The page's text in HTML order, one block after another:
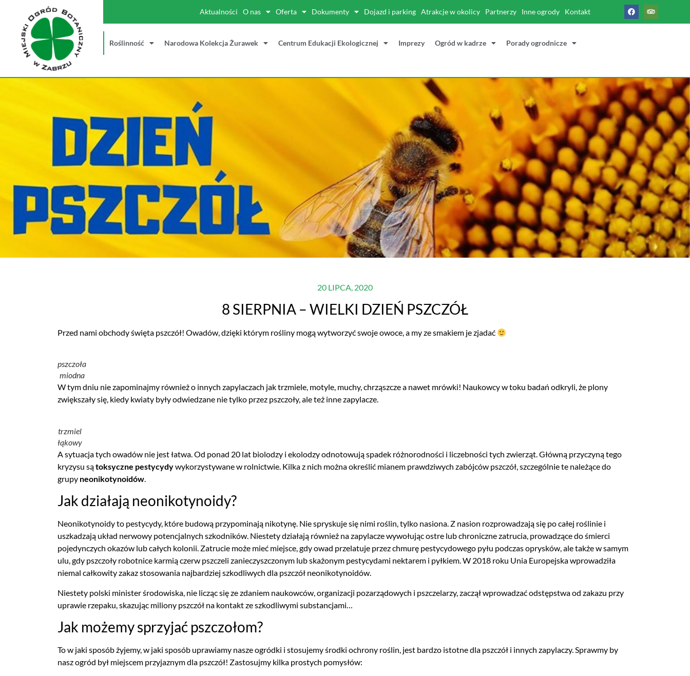
Aktualności O nas Oferta Dokumenty Dojazd i parking Atrakcje w okolicy Partnerzy Inne ogrody Kontakt
Roślinność Narodowa Kolekcja Żurawek Centrum Edukacji Ekologicznej Imprezy Ogród w kadrze Porady ogrodnicze
20 LIPCA, 2020
8 SIERPNIA – WIELKI DZIEŃ PSZCZÓŁ
Przed nami obchody święta pszczół! Owadów, dzięki którym rośliny mogą wytworzyć swoje owoce, a my ze smakiem je zjadać
pszczoła
miodna
W tym dniu nie zapominajmy również o innych zapylaczach jak trzmiele, motyle, muchy, chrząszcze a nawet mrówki! Naukowcy w toku badań odkryli, że plony
zwiększały się, kiedy kwiaty były odwiedzane nie tylko przez pszczoły, ale też inne zapylacze.
trzmiel
łąkowy
A sytuacja tych owadów nie jest łatwa. Od ponad 20 lat biolodzy i ekolodzy odnotowują spadek różnorodności i liczebności tych zwierząt. Główną przyczyną tego
kryzysu sątoksyczne pestycydywykorzystywane w rolnictwie. Kilka z nich można określić mianem prawdziwych zabójców pszczół, szczególnie te należące do
grupy neonikotynoidów
Jak działają neonikotynoidy?
Neonikotynoidy to pestycydy, które budową przypominają nikotynę. Nie spryskuje się nimi roślin, tylko nasiona. Z nasion rozprowadzają się po całej roślinie i
uszkadzają układ nerwowy potencjalnych szkodników. Niestety działają również na zapylacze wywołując ostre lub chroniczne zatrucia, prowadzące do śmierci
pojedynczych okazów lub całych kolonii. Zatrucie może mieć miejsce, gdy owad przelatuje przez chmurę pestycydowego pyłu podczas oprysków, ale także w samym
ulu, gdy pszczoły robotnice karmią czerw pszczeli zanieczyszczonym lub skażonym pestycydami nektarem i pyłkiem. W 2018 roku Unia Europejska wprowadziła
niemal całkowity zakaz stosowania najbardziej szkodliwych dla pszczół neonikotynoidów.
Niestety polski minister środowiska, nie licząc się ze zdaniem naukowców, organizacji pozarządowych i pszczelarzy, zaczął wprowadzać odstępstwa od zakazu przy
uprawie rzepaku, skazując miliony pszczół na kontakt ze szkodliwymi substancjami…
Jak możemy sprzyjać pszczołom?
To w jaki sposób żyjemy, w jaki sposób uprawiamy nasze ogródki i stosujemy środki ochrony roślin, jest bardzo istotne dla pszczół i innych zapylaczy. Sprawmy by
nasz ogród był miejscem przyjaznym dla pszczół! Zastosujmy kilka prostych pomysłów: